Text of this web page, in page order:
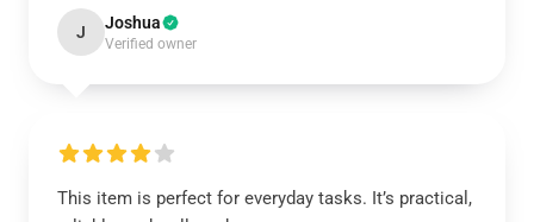
J Joshua
Verified owner
This item is perfect for everyday tasks. It’s practical,